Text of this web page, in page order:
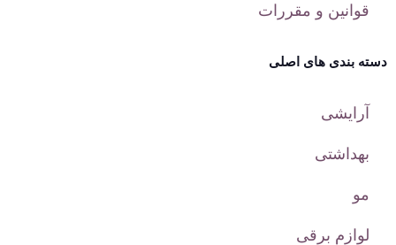
قوانین و مقررات
دسته بندی های اصلی
آرایشی
بهداشتی
مو
لوازم برقی